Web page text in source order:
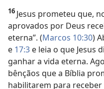
16 Jesus prometeu que,
aprovados por Deus
eterna”. (Marcos 10:30)
e 17:3 e leia o que Jesus
ganhar a vida eterna.
bênçãos que a Bíblia
habilitarem para